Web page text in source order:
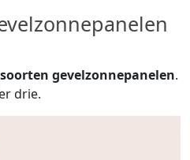
gevelzonnepanelen.
drie.